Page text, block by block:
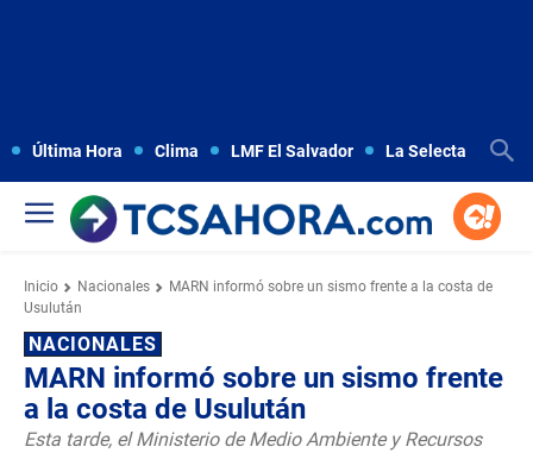
Última Hora Clima LMF El Salvador La Selecta
Inicio Nacionales
MARN informó sobre un sismo frente a la costa de
Usulután
NACIONALES
MARN informó sobre un sismo frente
a la costa de Usulután
Esta tarde, el Ministerio de Medio Ambiente y Recursos